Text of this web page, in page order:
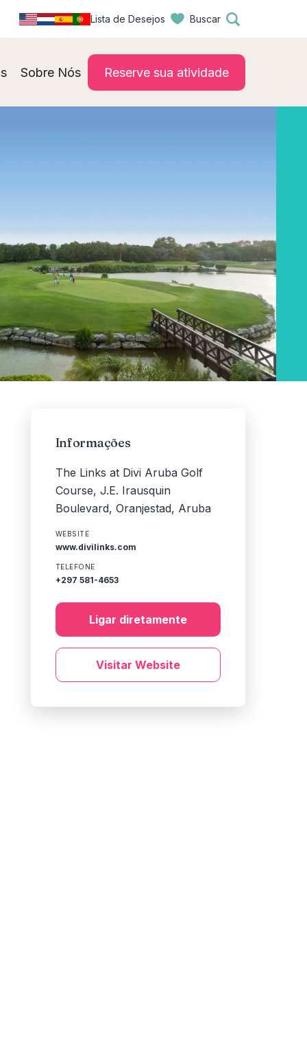
Lista de Desejos Buscar
Sobre Nós Reserve sua atividade
Informações
The Links at Divi Aruba Golf
Course, J.E. Irausquin
Boulevard, Oranjestad, Aruba
WEBSITE
www.divilinks.com
TELEFONE
+297 581-4653
Ligar diretamente
Visitar Website